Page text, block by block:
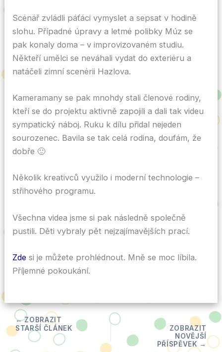
Scénář zvládli páťáci vymyslet a sepsat v hodině
slohu. Případné úpravy a letmé polibky Múz se
pak konaly doma – v improvizovaném studiu.
Někteří umělci se neváhali vydat do exteriéru a
natáčeli zimní scenérii Hazlova.
Kameramany se pak mnohdy stali členové rodiny,
kteří se do projektu aktivně zapojili a dali tak videu
sympatický náboj. Ruku k dílu přidal nejeden
sourozenec. Bavila se tak celá rodina, doufám, že
dobře 🙂
Několik kreativců využilo i moderní technologie –
střihového programu.
Všechna videa jsme si pak následně společně
pustili. Děti vybraly pět nejzajímavějších prací.
Zde si je můžete prohlédnout. Mně se moc líbila.
Příjemné pokoukání.